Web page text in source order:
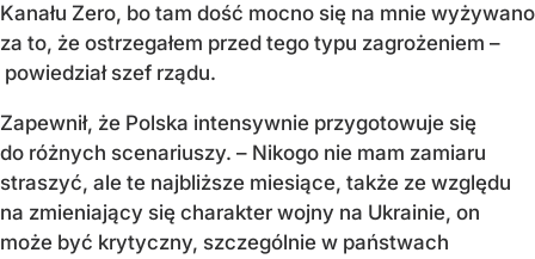
Kanału Zero, bo tam dość mocno się na mnie wyżywano
za to, że ostrzegałem przed tego typu zagrożeniem –
powiedział szef rządu.
Zapewnił, że Polska intensywnie przygotowuje się
do różnych scenariuszy. – Nikogo nie mam zamiaru
straszyć, ale te najbliższe miesiące, także ze względu
na zmieniający się charakter wojny na Ukrainie, on
może być krytyczny, szczególnie w państwach